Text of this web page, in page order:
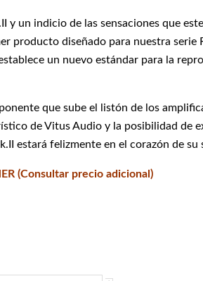
y un indicio de las sensaciones que
producto diseñado para nuestra serie
un nuevo estándar para la
que sube el listón de los
de Vitus Audio y la posibilidad de
estará felizmente en el corazón de su
(Consultar precio adicional)